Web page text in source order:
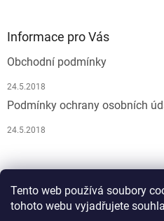
Tento web používá soubory
tohoto webu vyjadřujete
Informace pro Vás
Obchodní podmínky
24.5.2018
Podmínky ochrany osobních
24.5.2018